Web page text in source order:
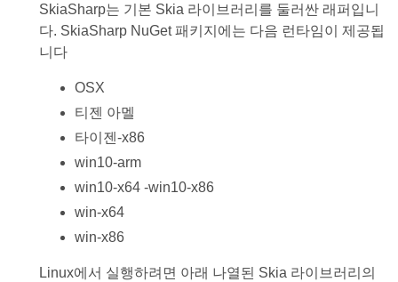
SkiaSharp는 기본 Skia 라이브러리를 둘러싼 래퍼입니
다. SkiaSharp NuGet 패키지에는 다음 런타임이 제공됩
니다
OSX
티젠 아멜
타이젠-x86
win10-arm
win10-x64 -win10-x86
win-x64
win-x86
Linux에서 실행하려면 아래 나열된 Skia 라이브러리의